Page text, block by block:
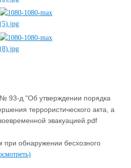
93-д "Об утверждении порядка
террористического акта, а
эвакуацией.pdf
при обнаружении бесхозного